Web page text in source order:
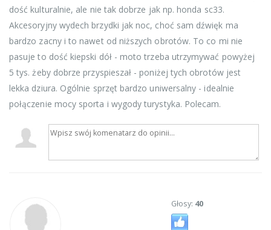
dość kulturalnie, ale nie tak dobrze jak np. honda sc33.
Akcesoryjny wydech brzydki jak noc, choć sam dźwięk ma
bardzo zacny i to nawet od niższych obrotów. To co mi nie
pasuje to dość kiepski dół - moto trzeba utrzymywać powyżej
5 tys. żeby dobrze przyspieszał - poniżej tych obrotów jest
lekka dziura. Ogólnie sprzęt bardzo uniwersalny - idealnie
połączenie mocy sporta i wygody turystyka. Polecam.
Głosy: 40